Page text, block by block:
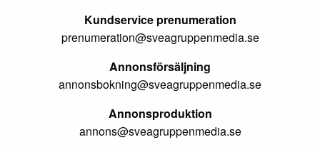
Kundservice prenumeration
prenumeration@sveagruppenmedia.se
Annonsförsäljning
annonsbokning@sveagruppenmedia.se
Annonsproduktion
annons@sveagruppenmedia.se